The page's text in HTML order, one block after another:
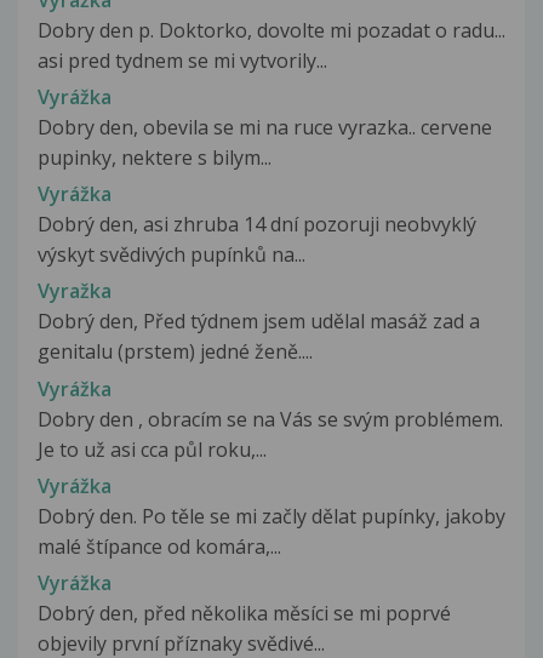
Dobry den p. Doktorko, dovolte mi pozadat o radu...
asi pred tydnem se mi vytvorily...
Vyrážka
Dobry den, obevila se mi na ruce vyrazka.. cervene
pupinky, nektere s bilym...
Vyrážka
Dobrý den, asi zhruba 14 dní pozoruji neobvyklý
výskyt svědivých pupínků na...
Vyražka
Dobrý den, Před týdnem jsem udělal masáž zad a
genitalu (prstem) jedné ženě....
Vyrážka
Dobry den , obracím se na Vás se svým problémem.
Je to už asi cca půl roku,...
Vyrážka
Dobrý den. Po těle se mi začly dělat pupínky, jakoby
malé štípance od komára,...
Vyrážka
Dobrý den, před několika měsíci se mi poprvé
objevily první příznaky svědivé...